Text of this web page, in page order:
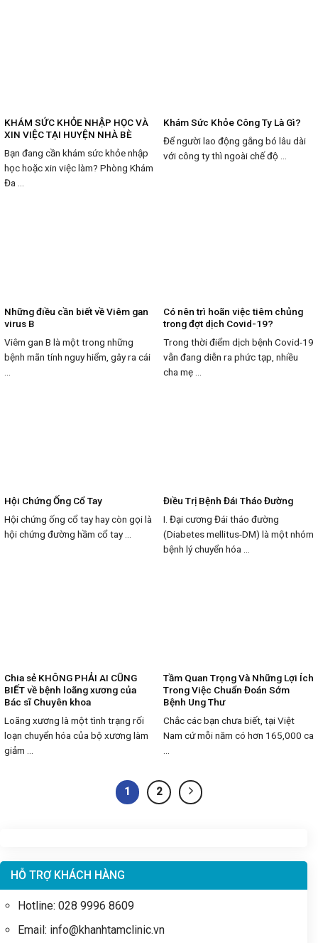
KHÁM SỨC KHỎE NHẬP HỌC VÀ
XIN VIỆC TẠI HUYỆN NHÀ BÈ
Bạn đang cần khám sức khỏe nhập
học hoặc xin việc làm? Phòng Khám
Đa ...
Khám Sức Khỏe Công Ty Là Gì?
Để người lao động gắng bó lâu dài
với công ty thì ngoài chế độ ...
Những điều cần biết về Viêm gan
virus B
Viêm gan B là một trong những
bệnh mãn tính nguy hiểm, gây ra cái
Có nên trì hoãn việc tiêm chủng
trong đợt dịch Covid-19?
Trong thời điểm dịch bệnh Covid-19
vẫn đang diễn ra phức tạp, nhiều
cha mẹ ...
Hội Chứng Ống Cổ Tay
Hội chứng ống cổ tay hay còn gọi là
hội chứng đường hầm cổ tay ...
Điều Trị Bệnh Đái Tháo Đường
I. Đại cương Đái tháo đường
(Diabetes mellitus-DM) là một nhóm
bệnh lý chuyển hóa ...
Chia sẻ KHÔNG PHẢI AI CŨNG
BIẾT về bệnh loãng xương của
Bác sĩ Chuyên khoa
Loãng xương là một tình trạng rối
loạn chuyển hóa của bộ xương làm
giảm ...
Tầm Quan Trọng Và Những Lợi Ích
Trong Việc Chuẩn Đoán Sớm
Bệnh Ung Thư
Chắc các bạn chưa biết, tại Việt
Nam cứ mỗi năm có hơn 165,000 ca
1 2
HỖ TRỢ KHÁCH HÀNG
Hotline: 028 9996 8609
Email: info@khanhtamclinic.vn